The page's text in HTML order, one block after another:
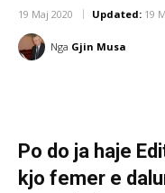
19 Maj 2020 Updated: 19
Nga Gjin Musa
Po do ja haje
kjo femer e